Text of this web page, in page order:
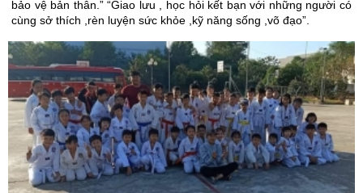
bảo vệ bản thân.” “Giao lưu , học hỏi kết bạn với những người có
cùng sở thích ,rèn luyện sức khỏe ,kỹ năng sống ,võ đạo”.